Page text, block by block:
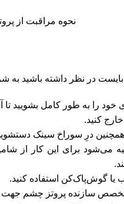
نحوه مراقبت از
در نظر داشته باشید به
به طور کامل بشویید تا
کنید.
درِ سوراخ سینک
برای این کار از
گوش‌پاک‌کن استفاده کنید.
سازنده پروتز چشم جهت